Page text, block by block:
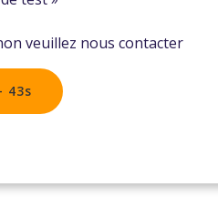
veuillez nous contacter
43s